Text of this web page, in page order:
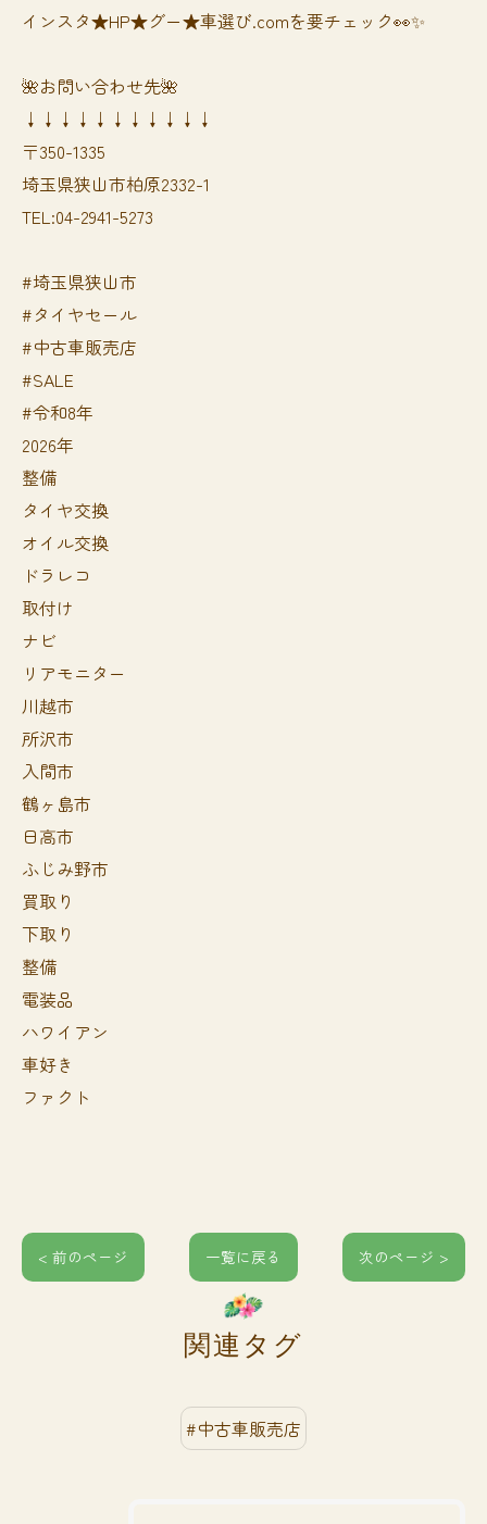
インスタ★HP★グー★車選び.comを要チェック👀✨
🌺お問い合わせ先🌺
↓↓↓↓↓↓↓↓↓↓↓
〒350-1335
埼玉県狭山市柏原2332-1
TEL:04-2941-5273
#埼玉県狭山市
#タイヤセール
#中古車販売店
#SALE
#令和8年
2026年
整備
タイヤ交換
オイル交換
ドラレコ
取付け
ナビ
リアモニター
川越市
所沢市
入間市
鶴ヶ島市
日高市
ふじみ野市
買取り
下取り
整備
電装品
ハワイアン
車好き
ファクト
< 前のページ 一覧に戻る 次のページ >
関連タグ
#中古車販売店